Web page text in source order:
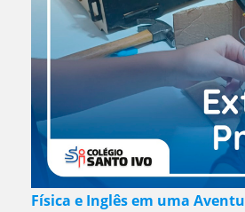
Física e Inglês em uma